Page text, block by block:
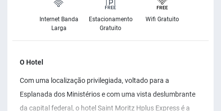
Internet Banda
Larga
Estacionamento
Gratuito
Wifi Gratuito
O Hotel
Com uma localização privilegiada, voltado para a
Esplanada dos Ministérios e com uma vista deslumbrante
da capital federal, o hotel Saint Moritz Hplus Express é a